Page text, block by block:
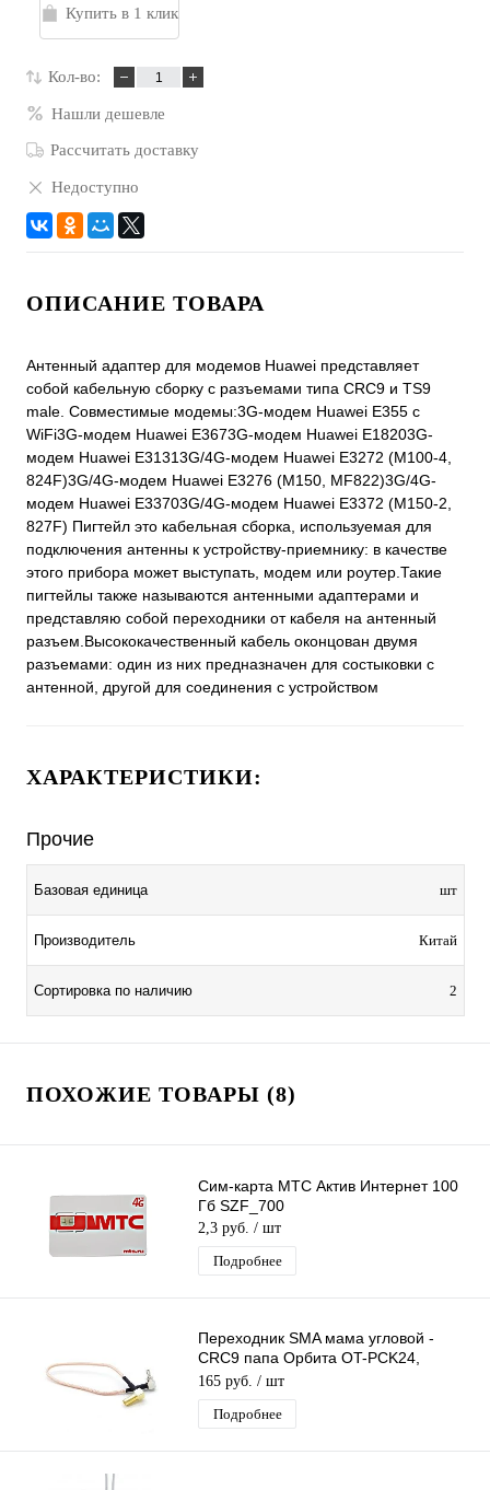
Купить в 1 клик
Кол-во:
Нашли дешевле
Рассчитать доставку
Недоступно
ОПИСАНИЕ ТОВАРА
Антенный адаптер для модемов Huawei представляет
собой кабельную сборку с разъемами типа CRC9 и TS9
male. Совместимые модемы:3G-модем Huawei E355 с
WiFi3G-модем Huawei E3673G-модем Huawei E18203G-
модем Huawei E31313G/4G-модем Huawei E3272 (M100-4,
824F)3G/4G-модем Huawei E3276 (M150, MF822)3G/4G-
модем Huawei E33703G/4G-модем Huawei E3372 (M150-2,
827F) Пигтейл это кабельная сборка, используемая для
подключения антенны к устройству-приемнику: в качестве
этого прибора может выступать, модем или роутер.Такие
пигтейлы также называются антенными адаптерами и
представляю собой переходники от кабеля на антенный
разъем.Высококачественный кабель оконцован двумя
разъемами: один из них предназначен для состыковки с
антенной, другой для соединения с устройством
ХАРАКТЕРИСТИКИ:
Прочие
Базовая единица шт
Производитель Китай
Сортировка по наличию 2
ПОХОЖИЕ ТОВАРЫ (8)
Сим-карта МТС Актив Интернет 100
Гб SZF_700
2,3 руб. / шт
Подробнее
Переходник SMA мама угловой -
CRC9 папа Орбита OT-PCK24,
Пигтейл SMA-female-CRC9-
male,Адаптер модема
165 руб. / шт
Подробнее